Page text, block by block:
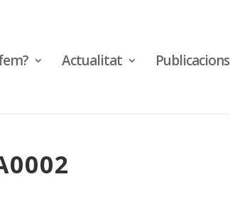
Actualitat Publicacions